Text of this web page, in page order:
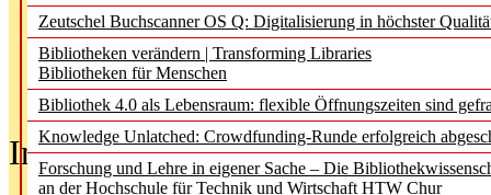
Zeutschel Buchscanner OS Q: Digitalisierung in höchster
Bibliotheken verändern | Transforming Libraries
Bibliotheken für Menschen
Bibliothek 4.0 als Lebensraum: flexible Öffnungszeiten sind
Knowledge Unlatched: Crowdfunding-Runde erfolgreich
Forschung und Lehre in eigener Sache – Die
an der Hochschule für Technik und Wirtschaft HTW Chur
In der Ausgabe05/2026(Juni/Juli